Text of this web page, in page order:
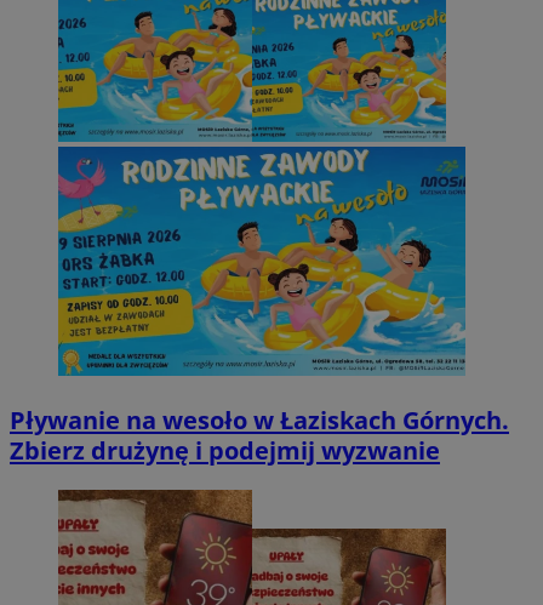
Pływanie na wesoło w Łaziskach Górnych.
Zbierz drużynę i podejmij wyzwanie